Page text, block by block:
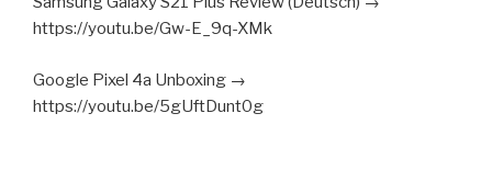
https://youtu.be/Gw-E_9q-XMk
Google Pixel 4a Unboxing →
https://youtu.be/5gUftDunt0g